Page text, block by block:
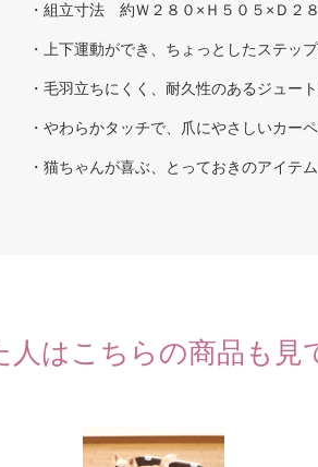
・組立寸法 約Ｗ２８０×Ｈ５０５×Ｄ２
・上下運動ができ、ちょっとしたステッ
・毛羽立ちにくく、耐久性のあるジュート
・やわらかタッチで、爪にやさしいカーペ
・猫ちゃんが喜ぶ、とっておきのアイテ
人はこちらの商品も見